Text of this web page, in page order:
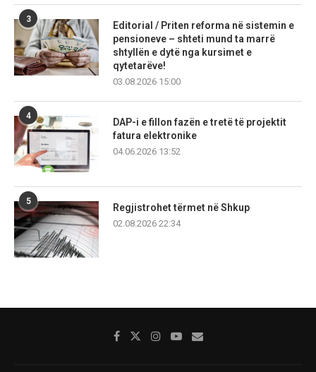
3
Editorial / Priten reforma në sistemin e
pensioneve – shteti mund ta marrë
shtyllën e dytë nga kursimet e
qytetarëve!
03.08.2026 15:00
4
DAP-i e fillon fazën e tretë të projektit
fatura elektronike
04.06.2026 13:52
5
Regjistrohet tërmet në Shkup
02.08.2026 22:34